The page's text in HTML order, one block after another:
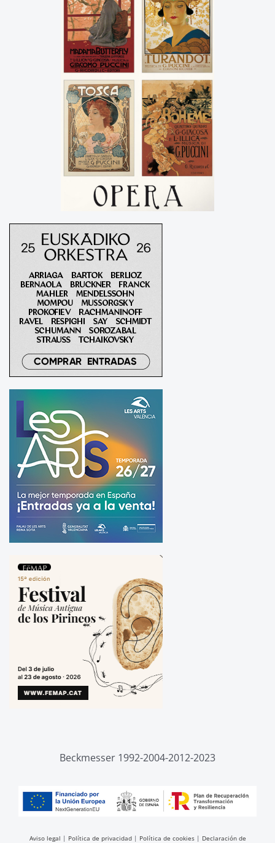
Beckmesser 1992-2004-2012-2023
Aviso legal | Política de privacidad| Política de cookies| Declaración de